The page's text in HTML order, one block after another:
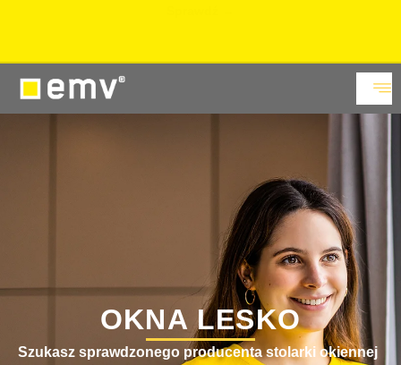
OKNA LESKO
Szukasz sprawdzonego producenta stolarki okiennej